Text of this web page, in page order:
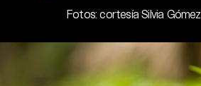
Fotos: cortesía Silvia Gómez